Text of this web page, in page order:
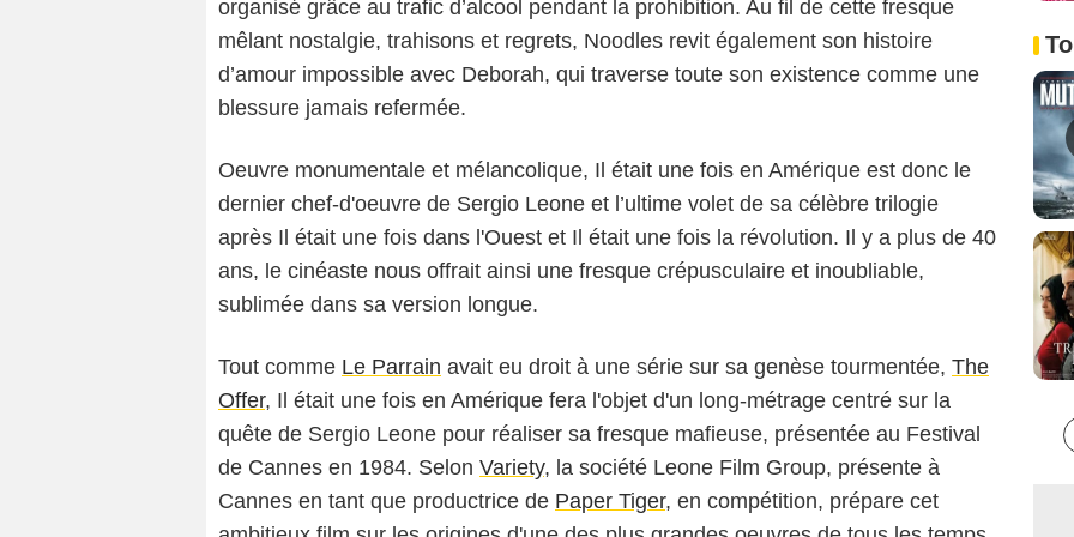
organisé grâce au trafic d’alcool pendant la prohibition. Au fil de cette fresque
mêlant nostalgie, trahisons et regrets, Noodles revit également son histoire
d’amour impossible avec Deborah, qui traverse toute son existence comme une
blessure jamais refermée.
Oeuvre monumentale et mélancolique, Il était une fois en Amérique est donc le
dernier chef-d'oeuvre de Sergio Leone et l’ultime volet de sa célèbre trilogie
après Il était une fois dans l'Ouest et Il était une fois la révolution. Il y a plus de 40
ans, le cinéaste nous offrait ainsi une fresque crépusculaire et inoubliable,
sublimée dans sa version longue.
Tout comme Le Parrain avait eu droit à une série sur sa genèse tourmentée, The
Offer, Il était une fois en Amérique fera l'objet d'un long-métrage centré sur la
quête de Sergio Leone pour réaliser sa fresque mafieuse, présentée au Festival
de Cannes en 1984. Selon Variety, la société Leone Film Group, présente à
Cannes en tant que productrice de Paper Tiger, en compétition, prépare cet
Regency Enterprises